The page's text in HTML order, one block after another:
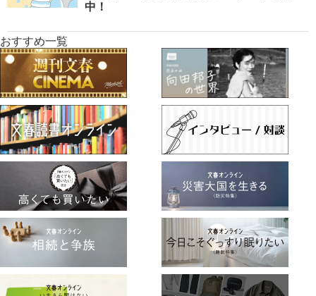
中！
おすすめ一覧